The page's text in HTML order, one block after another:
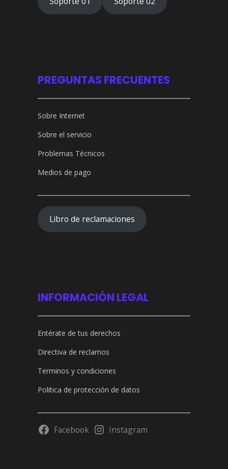
PREGUNTAS FRECUENTES
Sobre Internet
Sobre el servicio
Problemas Técnicos
Medios de pago
Libro de reclamaciones
INFORMACIÓN LEGAL
Entérate de tus derechos
Directiva de reclamos
Terminos y condiciones
Politica de protección de datos
Facebook Instagram